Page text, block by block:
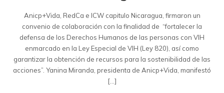
Anicp+Vida, RedCa e ICW capitulo Nicaragua, firmaron un
convenio de colaboración con la finalidad de “fortalecer la
defensa de los Derechos Humanos de las personas con VIH
enmarcado en la Ley Especial de VIH (Ley 820), así como
garantizar la obtención de recursos para la sostenibilidad de las
acciones”. Yanina Miranda, presidenta de Anicp+Vida, manifestó
[…]